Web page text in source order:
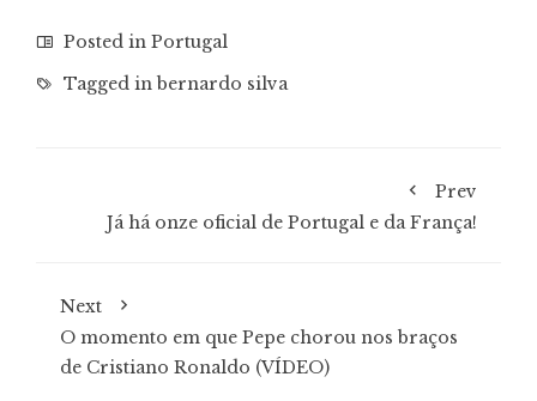
Posted in Portugal
Tagged inbernardo silva
Prev
Já há onze oficial de Portugal e da França!
Next
O momento em que Pepe chorou nos braços
de Cristiano Ronaldo (VÍDEO)